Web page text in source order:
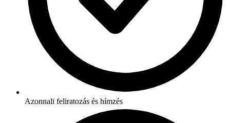
Azonnali feliratozás és hímzés